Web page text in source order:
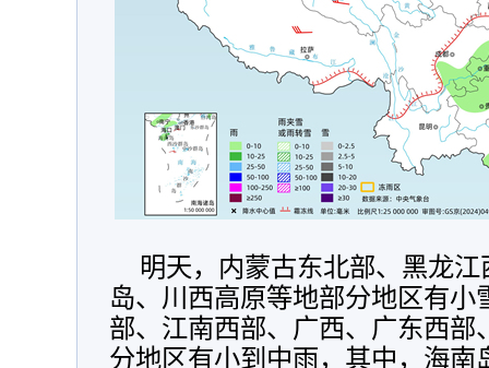
明天， 内蒙古东北部、黑龙
岛、川西高原等地部分地区有小
部、 江南西部、广西、广东西部
分地区有小到中雨，其中，海南